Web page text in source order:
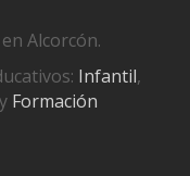
Alcorcón.
Infantil,
y Formación